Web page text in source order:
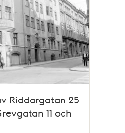
Riddargatan 25
11 och